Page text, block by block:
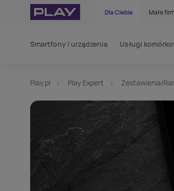
Dla Ciebie Małe
Smartfony i urządzenia Usługi
Play.pl Play Expert Zestawienia/